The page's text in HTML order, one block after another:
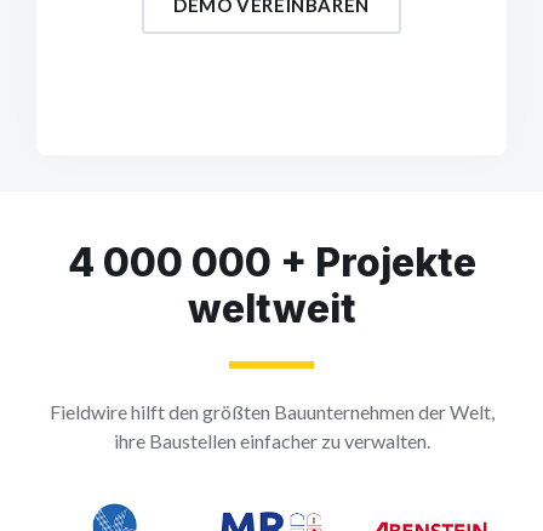
DEMO VEREINBAREN
4 000 000 + Projekte
weltweit
Fieldwire hilft den größten Bauunternehmen der Welt,
ihre Baustellen einfacher zu verwalten.